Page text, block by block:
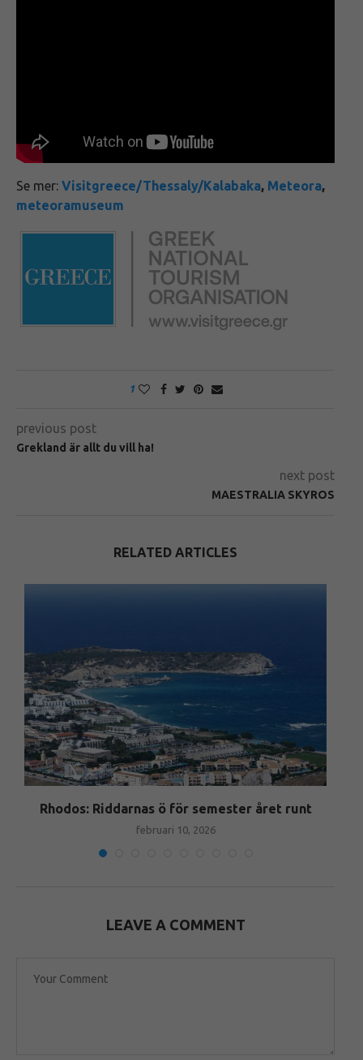
Se mer: Visitgreece/Thessaly/Kalabaka, Meteora,
meteoramuseum
1
previous post
Grekland är allt du vill ha!
next post
MAESTRALIA SKYROS
RELATED ARTICLES
Rhodos: Riddarnas ö för semester året runt
februari 10, 2026
LEAVE A COMMENT